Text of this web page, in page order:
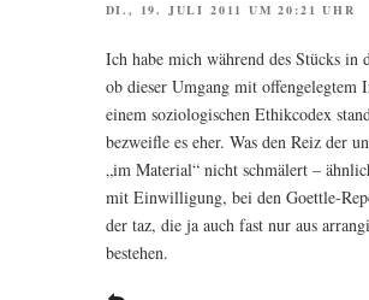
DI., 19. JULI 2011 UM 20:21 UHR
Ich habe mich wäh­rend des Stücks in
ob die­ser Umgang mit offen­ge­leg­tem
einem sozio­lo­gi­schen Ethik­co­dex
bezweif­le es eher. Was den Reiz der
„im Mate­ri­al“ nicht schmä­lert –
mit Ein­wil­li­gung, bei den Goett­le-
der taz, die ja auch fast nur aus
bestehen.